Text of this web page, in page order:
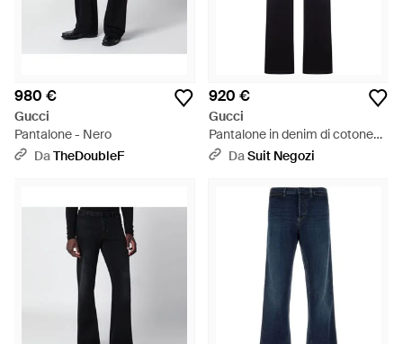
980 €
Gucci
Pantalone - Nero
DaTheDoubleF
920 €
Gucci
Pantalone in denim di cotone
stretch - Blu
DaSuit Negozi